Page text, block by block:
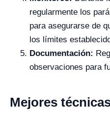
regularmente los
para asegurarse de
los límites
Documentación:
observaciones para
Mejores